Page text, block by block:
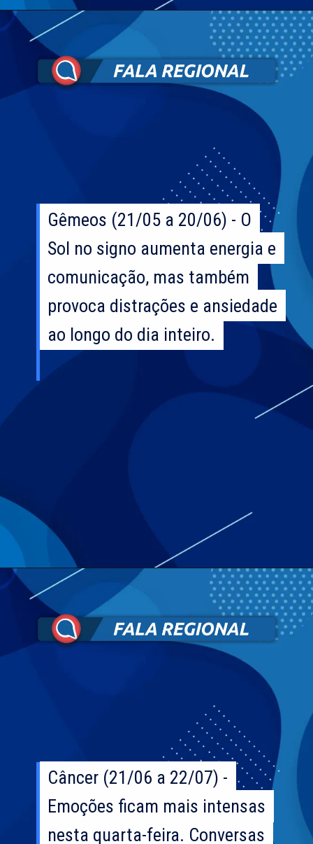
Gêmeos (21/05 a 20/06) - O
Sol no signo aumenta energia e
comunicação, mas também
provoca distrações e ansiedade
ao longo do dia inteiro.
Gêmeos (21/05 a 20/06) - O
Sol no signo aumenta energia e
comunicação, mas também
provoca distrações e ansiedade
ao longo do dia inteiro.
Câncer (21/06 a 22/07) -
Emoções ficam mais intensas
nesta quarta-feira. Conversas
Câncer (21/06 a 22/07) -
Emoções ficam mais intensas
nesta quarta-feira. Conversas